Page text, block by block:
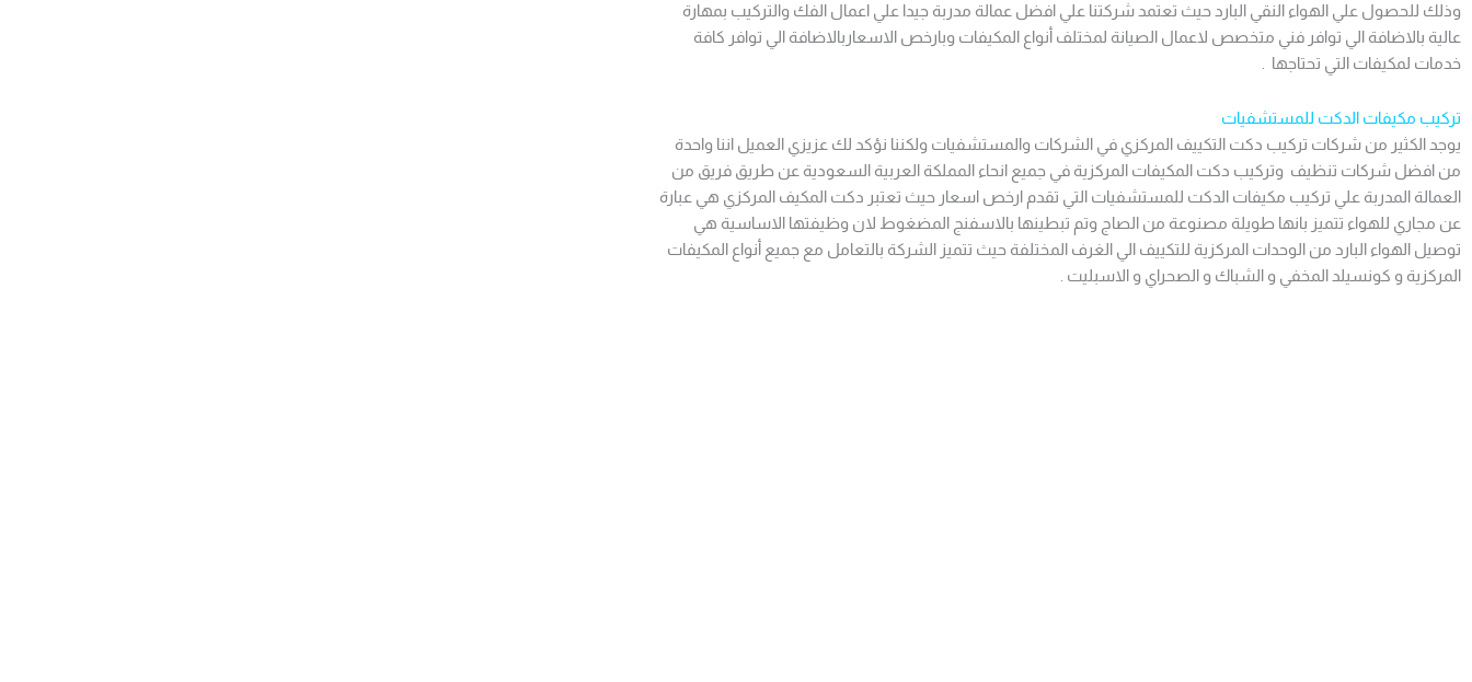
وذلك للحصول علي الهواء النقي البارد حيث تعتمد شركتنا علي افضل عمالة مدربة جيدا علي اعمال الفك والتركيب بمهارة
عالية بالاضافة الي توافر فني متخصص لاعمال الصيانة لمختلف أنواع المكيفات وبارخص الاسعاربالاضافة الي توافر كافة
خدمات لمكيفات التي تحتاجها .
تركيب مكيفات الدكت للمستشفيات
يوجد الكثير من شركات تركيب دكت التكييف المركزي في الشركات والمستشفيات ولكننا نؤكد لك عزيزي العميل اننا واحدة
من افضل شركات تنظيف وتركيب دكت المكيفات المركزية في جميع انحاء المملكة العربية السعودية عن طريق فريق من
العمالة المدربة علي تركيب مكيفات الدكت للمستشفيات التي تقدم ارخص اسعار حيث تعتبر دكت المكيف المركزي هي عبارة
عن مجاري للهواء تتميز بانها طويلة مصنوعة من الصاج وتم تبطينها بالاسفنج المضغوط لان وظيفتها الاساسية هي
توصيل الهواء البارد من الوحدات المركزية للتكييف الي الغرف المختلفة حيث تتميز الشركة بالتعامل مع جميع أنواع المكيفات
المركزية و كونسيلد المخفي و الشباك و الصحراي و الاسبليت .